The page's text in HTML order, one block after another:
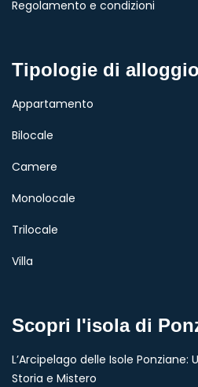
Regolamento e condizioni
Tipologie di alloggio
Appartamento
Bilocale
Camere
Monolocale
Trilocale
Villa
Scopri l'isola di
L’Arcipelago delle Isole Ponziane:
Storia e Mistero